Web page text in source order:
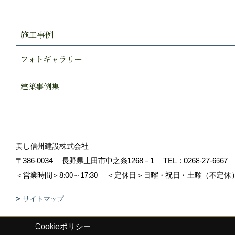
施工事例
フォトギャラリー
建築事例集
美し信州建設株式会社
〒386-0034
長野県上田市中之条1268－1 TEL： 0268-27-6667
＜営業時間＞8:00～17:30
＜定休日＞日曜・祝日・土曜（不定休）
サイトマップ
Copyright (c) Sinshuu. All Rights Reserved.
Cookieポリシー